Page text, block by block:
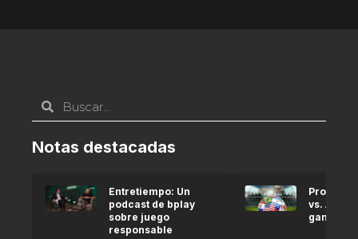
Notas destacadas
Entretiempo: Un
podcast de bplay
sobre juego
responsable
vs.
gana